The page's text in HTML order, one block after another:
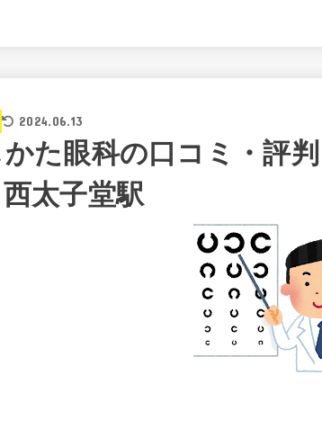
2024.06.13
た眼科の口コミ・評
太子堂駅